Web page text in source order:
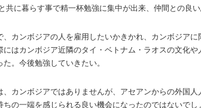
共に暮らす事で精一杯勉強に集中が出来、仲間との良
、カンボジアの人を雇用したいかきかれ、カンボジア
にはカンボジア近隣のタイ・ベトナム・ラオスの文化
。今後勉強していきたい。
カンボジアではありませんが、アセアンからの外国
の一端を感じられる良い機会になったのではないでし